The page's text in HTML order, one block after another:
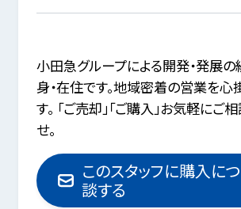
小田急グループによる開発・発展
身・在住です。地域密着の営業を心
す。 「ご売却」「ご購入」お気軽にご
せ。
このスタッフに購入に
談する